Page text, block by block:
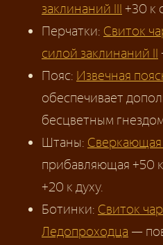
заклинаний III +30 к
Перчатки: Свиток
силой заклинаний II
Пояс: Извечная
обеспечивает
бесцветным
Штаны: Сверкающая
прибавляющая +50
+20 к духу.
Ботинки: Свиток
Ледопроходца —